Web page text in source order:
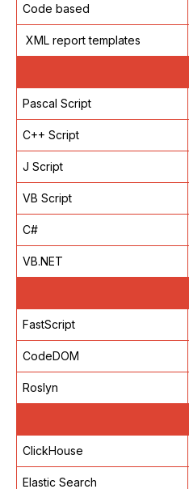
Code based
XML report templates
Pascal Script
C++ Script
J Script
VB Script
C#
VB.NET
FastScript
CodeDOM
Roslyn
ClickHouse
Elastic Search